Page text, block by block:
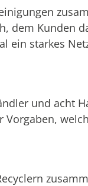
dem Kunden
ein starkes
und acht